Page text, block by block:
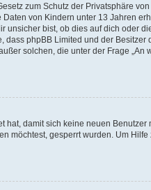
zum Schutz der Privatsphäre
von Kindern unter 13 Jahren
bist, ob dies auf dich oder
phpBB Limited und der
solchen, die unter der Frage „An
damit sich keine neuen Benutzer
möchtest, gesperrt wurden. Um